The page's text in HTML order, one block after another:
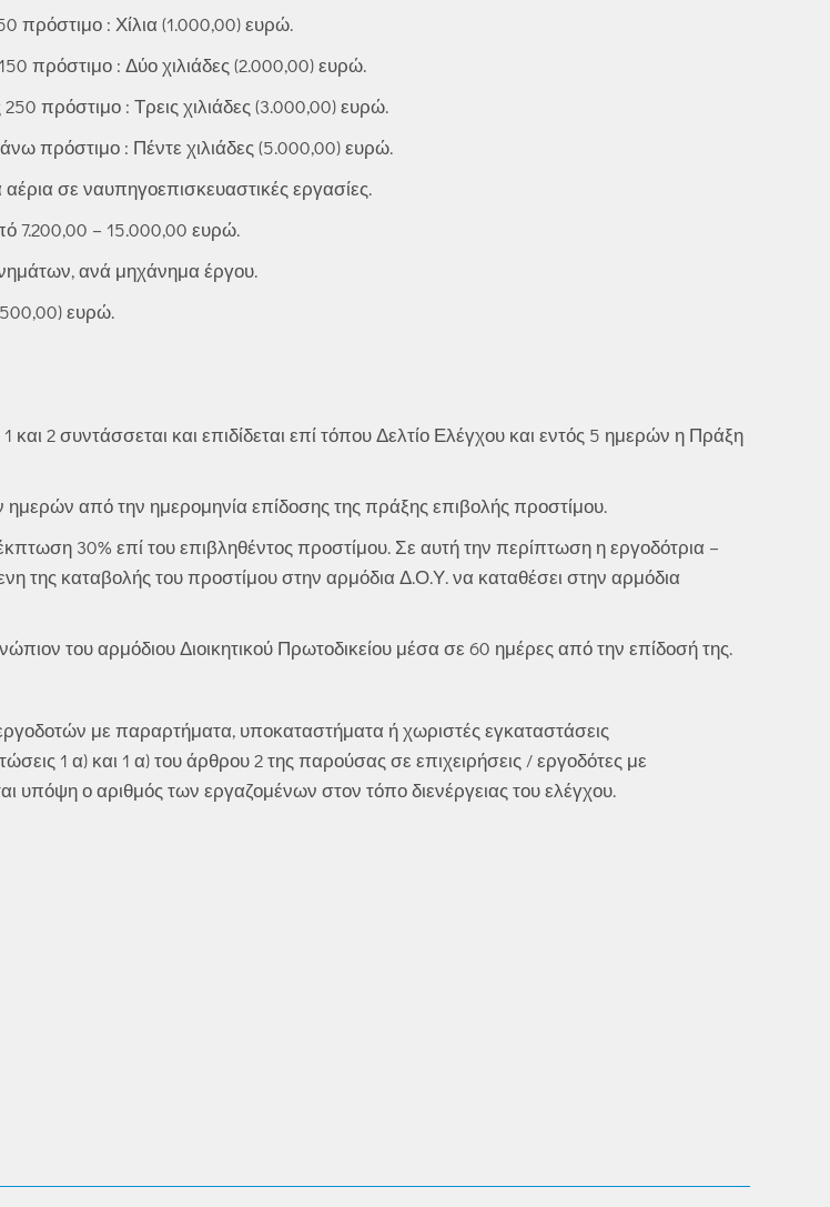
πρόστιμο : Χίλια (1.000,00) ευρώ.
πρόστιμο : Δύο χιλιάδες (2.000,00) ευρώ.
πρόστιμο : Τρεις χιλιάδες (3.000,00) ευρώ.
πρόστιμο : Πέντε χιλιάδες (5.000,00) ευρώ.
σε ναυπηγοεπισκευαστικές εργασίες.
7.200,00 – 15.000,00 ευρώ.
ανά μηχάνημα έργου.
ευρώ.
2 συντάσσεται και επιδίδεται επί τόπου Δελτίο Ελέγχου και εντός 5 ημερών η Πράξη
από την ημερομηνία επίδοσης της πράξης επιβολής προστίμου.
30% επί του επιβληθέντος προστίμου. Σε αυτή την περίπτωση η εργοδότρια –
της καταβολής του προστίμου στην αρμόδια Δ.Ο.Υ. να καταθέσει στην αρμόδια
του αρμόδιου Διοικητικού Πρωτοδικείου μέσα σε 60 ημέρες από την επίδοσή της.
με παραρτήματα, υποκαταστήματα ή χωριστές εγκαταστάσεις
1 α) και 1 α) του άρθρου 2 της παρούσας σε επιχειρήσεις / εργοδότες με
ο αριθμός των εργαζομένων στον τόπο διενέργειας του ελέγχου.